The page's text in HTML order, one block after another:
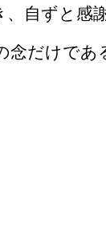
自ずと
だけで